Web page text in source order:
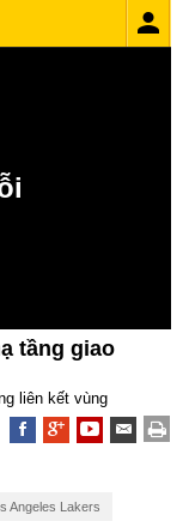
tầng giao
liên kết vùng
Angeles Lakers